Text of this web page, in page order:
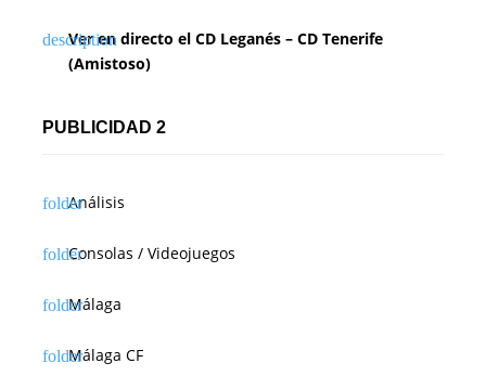
Ver en directo el CD Leganés – CD Tenerife
(Amistoso)
PUBLICIDAD 2
Análisis
Consolas / Videojuegos
Málaga
Málaga CF